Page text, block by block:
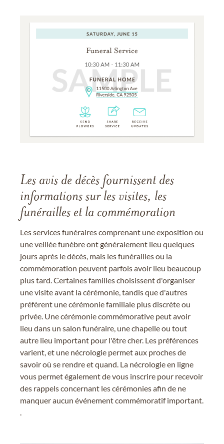
Les avis de décès fournissent des
informations sur les visites, les
funérailles et la commémoration
Les services funéraires comprenant une exposition ou
une veillée funèbre ont généralement lieu quelques
jours après le décès, mais les funérailles ou la
commémoration peuvent parfois avoir lieu beaucoup
plus tard. Certaines familles choisissent d'organiser
une visite avant la cérémonie, tandis que d'autres
préfèrent une cérémonie familiale plus discrète ou
privée. Une cérémonie commémorative peut avoir
lieu dans un salon funéraire, une chapelle ou tout
autre lieu important pour l'être cher. Les préférences
varient, et une nécrologie permet aux proches de
savoir où se rendre et quand. La nécrologie en ligne
vous permet également de vous inscrire pour recevoir
des rappels concernant les cérémonies afin de ne
manquer aucun événement commémoratif important.